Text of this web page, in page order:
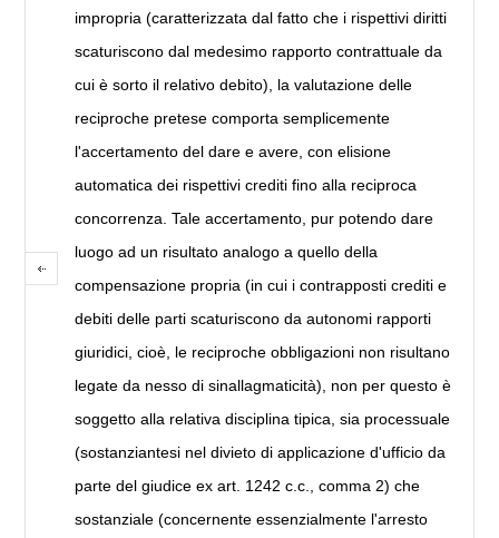
impropria (caratterizzata dal fatto che i rispettivi diritti
scaturiscono dal medesimo rapporto contrattuale da
cui è sorto il relativo debito), la valutazione delle
reciproche pretese comporta semplicemente
l'accertamento del dare e avere, con elisione
automatica dei rispettivi crediti fino alla reciproca
concorrenza. Tale accertamento, pur potendo dare
luogo ad un risultato analogo a quello della
compensazione propria (in cui i contrapposti crediti e
debiti delle parti scaturiscono da autonomi rapporti
giuridici, cioè, le reciproche obbligazioni non risultano
legate da nesso di sinallagmaticità), non per questo è
soggetto alla relativa disciplina tipica, sia processuale
(sostanziantesi nel divieto di applicazione d'ufficio da
parte del giudice ex art. 1242 c.c., comma 2) che
sostanziale (concernente essenzialmente l'arresto